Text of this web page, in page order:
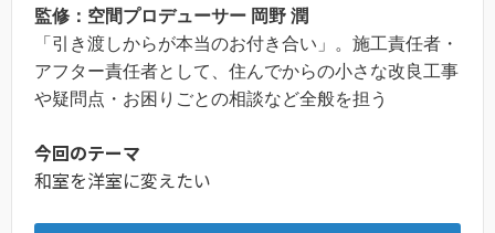
監修：空間プロデューサー 岡野 潤
「引き渡しからが本当のお付き合い」。施工責任者・
アフター責任者として、住んでからの小さな改良工事
や疑問点・お困りごとの相談など全般を担う
今回のテーマ
和室を洋室に変えたい